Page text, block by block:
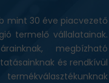
mint 30 éve piacvezető
termelő vállalatainak.
megbízható
és rendkívül